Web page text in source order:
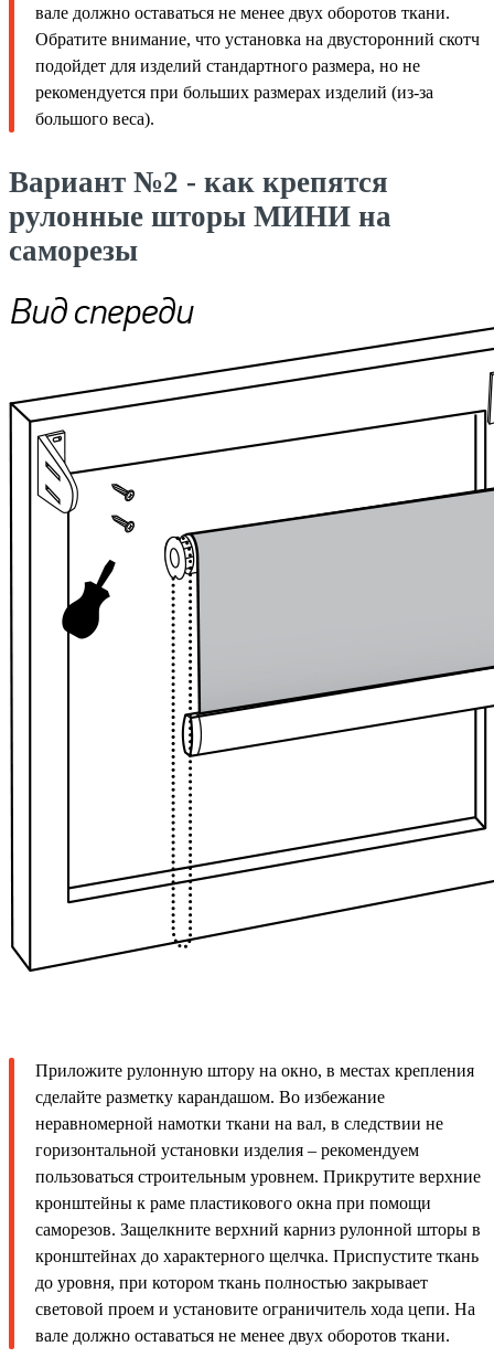
вале должно оставаться не менее двух оборотов ткани.
Обратите внимание, что установка на двусторонний скотч
подойдет для изделий стандартного размера, но не
рекомендуется при больших размерах изделий (из-за
большого веса).
Вариант №2 - как крепятся
рулонные шторы МИНИ на
саморезы
Приложите рулонную штору на окно, в местах крепления
сделайте разметку карандашом. Во избежание
неравномерной намотки ткани на вал, в следствии не
горизонтальной установки изделия – рекомендуем
пользоваться строительным уровнем. Прикрутите верхние
кронштейны к раме пластикового окна при помощи
саморезов. Защелкните верхний карниз рулонной шторы в
кронштейнах до характерного щелчка. Приспустите ткань
до уровня, при котором ткань полностью закрывает
световой проем и установите ограничитель хода цепи. На
вале должно оставаться не менее двух оборотов ткани.